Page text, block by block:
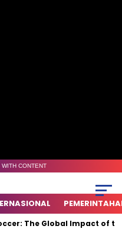
CONTENT
The Global Impact of